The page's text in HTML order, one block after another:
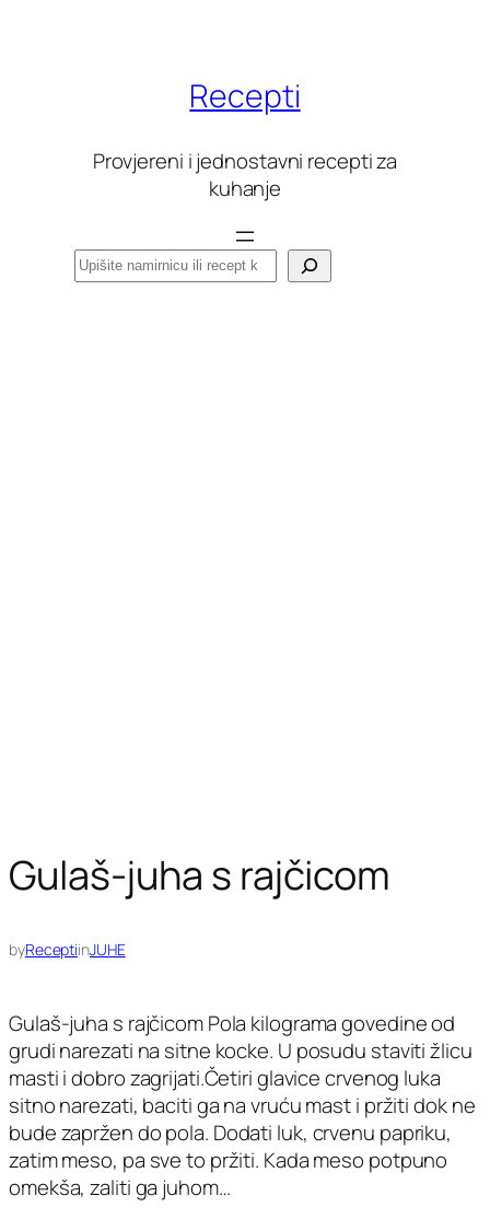
Recepti
Provjereni i jednostavni recepti za
kuhanje
Pretraga
Gulaš-juha s rajčicom
byReceptiinJUHE
Gulaš-juha s rajčicom Pola kilograma govedine od
grudi narezati na sitne kocke. U posudu staviti žlicu
masti i dobro zagrijati.Četiri glavice crvenog luka
sitno narezati, baciti ga na vruću mast i pržiti dok ne
bude zapržen do pola. Dodati luk, crvenu papriku,
zatim meso, pa sve to pržiti. Kada meso potpuno
omekša, zaliti ga juhom…